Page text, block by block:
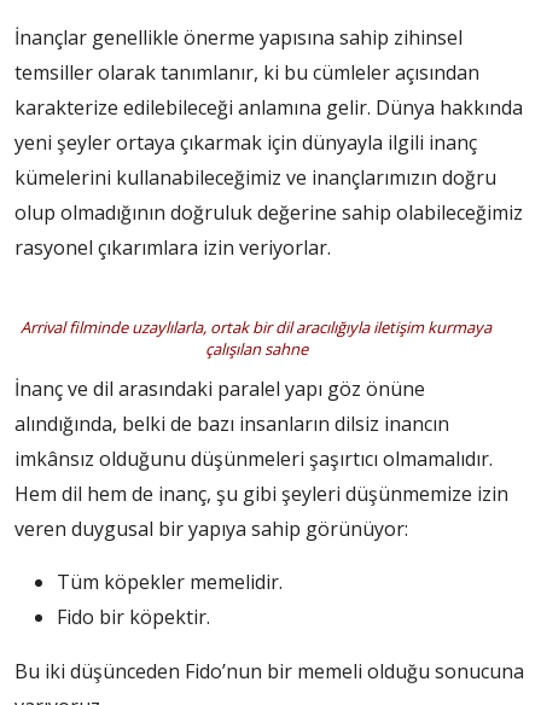
İnançlar genellikle önerme yapısına sahip zihinsel
temsiller olarak tanımlanır, ki bu cümleler açısından
karakterize edilebileceği anlamına gelir. Dünya hakkında
yeni şeyler ortaya çıkarmak için dünyayla ilgili inanç
kümelerini kullanabileceğimiz ve inançlarımızın doğru
olup olmadığının doğruluk değerine sahip olabileceğimiz
rasyonel çıkarımlara izin veriyorlar.
Arrival filminde uzaylılarla, ortak bir dil aracılığıyla iletişim kurmaya
çalışılan sahne
İnanç ve dil arasındaki paralel yapı göz önüne
alındığında, belki de bazı insanların dilsiz inancın
imkânsız olduğunu düşünmeleri şaşırtıcı olmamalıdır.
Hem dil hem de inanç, şu gibi şeyleri düşünmemize izin
veren duygusal bir yapıya sahip görünüyor:
Tüm köpekler memelidir.
Fido bir köpektir.
Bu iki düşünceden Fido’nun bir memeli olduğu sonucuna